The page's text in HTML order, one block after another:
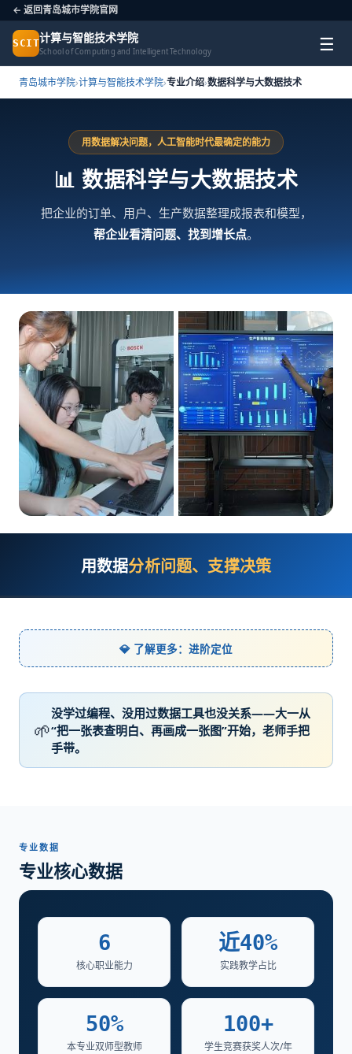
← 返回青岛城市学院官网
SCIT计算与智能技术学院
School of Computing and Intelligent Technology ☰
青岛城市学院›计算与智能技术学院›专业介绍›数据科学与大数据技术
用数据解决问题，人工智能时代最确定的能力
📊 数据科学与大数据技术
把企业的订单、用户、生产数据整理成报表和模型，
帮企业看清问题、找到增长点。
用数据分析问题、支撑决策
💎 了解更多：进阶定位
🌱
没学过编程、没用过数据工具也没关系——大一从
“把一张表查明白、再画成一张图”开始，老师手把
手带。
专业数据
专业核心数据
6
核心职业能力
近40%
实践教学占比
50%
本专业双师型教师
100+
学生竞赛获奖人次/年